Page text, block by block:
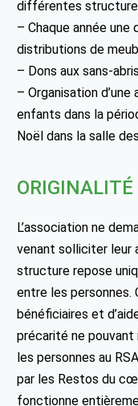
différentes
– Chaque année
distributions de
– Dons aux sans-
– Organisation
enfants dans la
Noël dans la salle
ORIGINALITÉ
L’association ne
venant solliciter leur
structure repose
entre les personnes.
bénéficiaires et
précarité ne pouvant
les personnes au
par les Restos du
fonctionne